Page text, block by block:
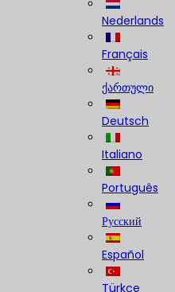
Nederlands
Français
ქართული
Deutsch
Italiano
Português
Русский
Español
Türkçe